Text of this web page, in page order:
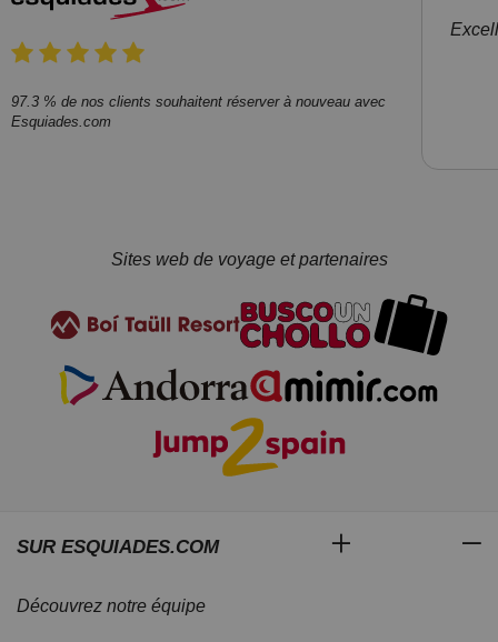
97.3 % de nos clients souhaitent réserver à nouveau avec
Esquiades.com
Sites web de voyage et partenaires
SUR ESQUIADES.COM
Découvrez notre équipe